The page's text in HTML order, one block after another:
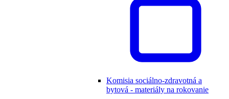
Komisia sociálno-zdravotná a
bytová - materiály na rokovanie